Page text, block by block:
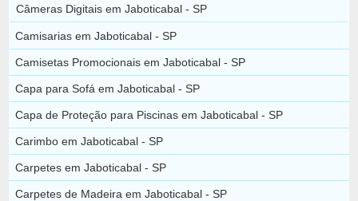
Câmeras Digitais em Jaboticabal - SP
Camisarias em Jaboticabal - SP
Camisetas Promocionais em Jaboticabal - SP
Capa para Sofá em Jaboticabal - SP
Capa de Proteção para Piscinas em Jaboticabal - SP
Carimbo em Jaboticabal - SP
Carpetes em Jaboticabal - SP
Carpetes de Madeira em Jaboticabal - SP